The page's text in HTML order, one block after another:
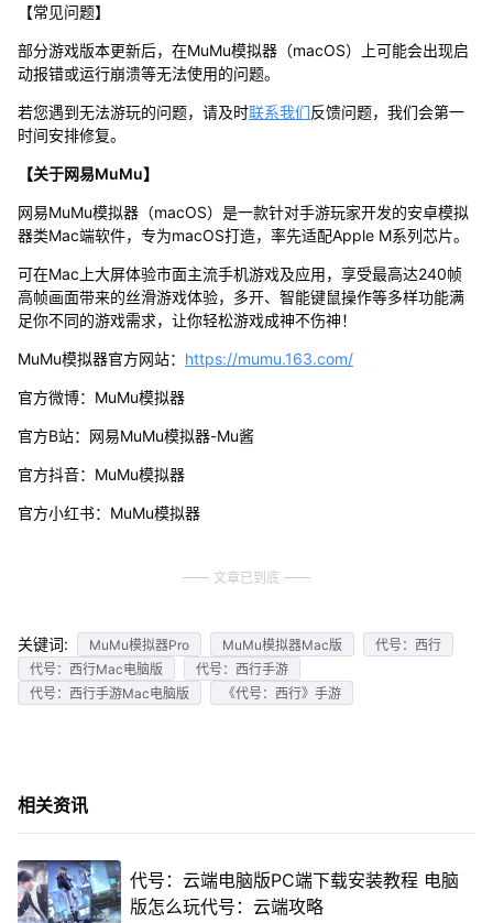
【常见问题】
部分游戏版本更新后，在MuMu模拟器（macOS）上可能会出现启
动报错或运行崩溃等无法使用的问题。
若您遇到无法游玩的问题，请及时联系我们反馈问题，我们会第一
时间安排修复。
【关于网易MuMu】
网易MuMu模拟器（macOS）是一款针对手游玩家开发的安卓模拟
器类Mac端软件，专为macOS打造，率先适配Apple M系列芯片。
可在Mac上大屏体验市面主流手机游戏及应用，享受最高达240帧
高帧画面带来的丝滑游戏体验，多开、智能键鼠操作等多样功能满
足你不同的游戏需求，让你轻松游戏成神不伤神！
MuMu模拟器官方网站： https://mumu.163.com/
官方微博：MuMu模拟器
官方B站：网易MuMu模拟器-Mu酱
官方抖音：MuMu模拟器
官方小红书：MuMu模拟器
文章已到底
关键词: MuMu模拟器Pro MuMu模拟器Mac版
代号：西行
代号：西行Mac电脑版
代号：西行手游
代号：西行手游Mac电脑版
《代号：西行》手游
相关资讯
代号：云端电脑版PC端下载安装教程 电脑
版怎么玩代号：云端攻略